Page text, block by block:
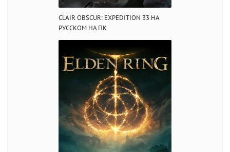
CLAIR OBSCUR: EXPEDITION 33 НА
РУССКОМ НА ПК